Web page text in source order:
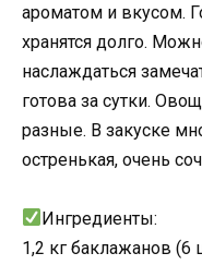
ароматом и вкусом.
хранятся долго.
наслаждаться
готова за сутки.
разные. В закуске
остренькая, очень
Ингредиенты:
1,2 кг баклажанов (6